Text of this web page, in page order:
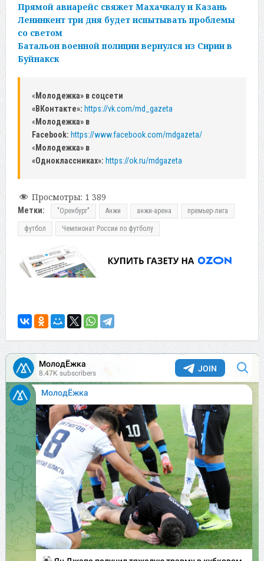
Прямой авиарейс свяжет Махачкалу и Казань
Ленинкент три дня будет испытывать проблемы
со светом
Батальон военной полиции вернулся из Сирии в
Буйнакск
« Молодежка» в соцсети
«ВКонтакте»: https://vk.com/md_gazeta
« Молодежка» в
Facebook: https://www.facebook.com/mdgazeta/
« Молодежка» в
«Одноклассниках»: https://ok.ru/mdgazeta
Просмотры: 1 389
Метки: "Оренбург" Анжи анжи-арена премьер-лига
футбол Чемпионат России по футболу